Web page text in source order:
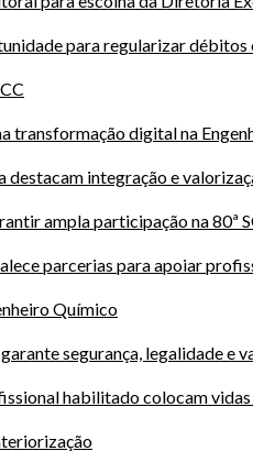
para regularizar débitos
transformação digital na
destacam integração e
ampla participação na 80ª
parcerias para apoiar
Químico
segurança, legalidade e
habilitado colocam